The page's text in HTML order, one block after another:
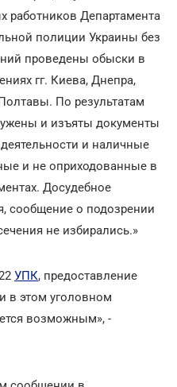
работников Департамента
полиции Украины без
проведены обыски в
гг. Киева, Днепра,
По результатам
и изъяты документы
и наличные
и не оприходованные в
Досудебное
сообщение о подозрении
не избирались.»
УПК, предоставление
в этом уголовном
возможным», -